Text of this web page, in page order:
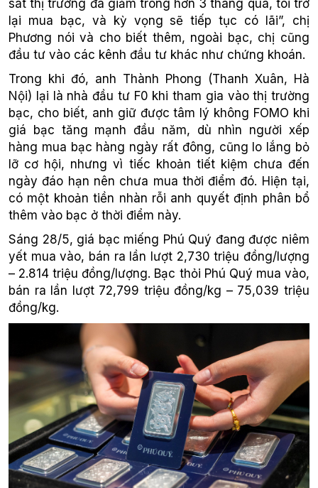
sát thị trường đã giảm trong hơn 3 tháng qua, tôi trở
lại mua bạc, và kỳ vọng sẽ tiếp tục có lãi”, chị
Phương nói và cho biết thêm, ngoài bạc, chị cũng
đầu tư vào các kênh đầu tư khác như chứng khoán.
Trong khi đó, anh Thành Phong (Thanh Xuân, Hà
Nội) lại là nhà đầu tư F0 khi tham gia vào thị trường
bạc, cho biết, anh giữ được tâm lý không FOMO khi
giá bạc tăng mạnh đầu năm, dù nhìn người xếp
hàng mua bạc hàng ngày rất đông, cũng lo lắng bỏ
lỡ cơ hội, nhưng vì tiếc khoản tiết kiệm chưa đến
ngày đáo hạn nên chưa mua thời điểm đó. Hiện tại,
có một khoản tiền nhàn rỗi anh quyết định phân bổ
thêm vào bạc ở thời điểm này.
Sáng 28/5, giá bạc miếng Phú Quý đang được niêm
yết mua vào, bán ra lần lượt 2,730 triệu đồng/lượng
– 2.814 triệu đồng/lượng. Bạc thỏi Phú Quý mua vào,
bán ra lần lượt 72,799 triệu đồng/kg – 75,039 triệu
đồng/kg.